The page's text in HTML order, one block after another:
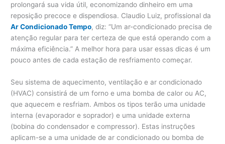
prolongará sua vida útil, economizando dinheiro em uma
reposição precoce e dispendiosa. Claudio Luiz, profissional da
Ar Condicionado Tempo, diz: “Um ar-condicionado precisa de
atenção regular para ter certeza de que está operando com a
máxima eficiência.” A melhor hora para usar essas dicas é um
pouco antes de cada estação de resfriamento começar.
Seu sistema de aquecimento, ventilação e ar condicionado
(HVAC) consistirá de um forno e uma bomba de calor ou AC,
que aquecem e resfriam. Ambos os tipos terão uma unidade
interna (evaporador e soprador) e uma unidade externa
(bobina do condensador e compressor). Estas instruções
aplicam-se a uma unidade de ar condicionado ou bomba de